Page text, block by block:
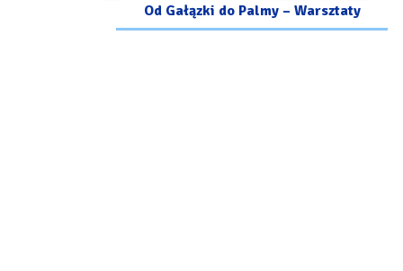
Od Gałązki do Palmy – Warsztaty